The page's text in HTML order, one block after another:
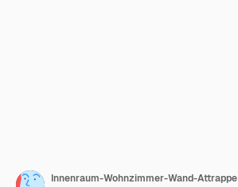
Innenraum-Wohnzimmer-Wand-Attrappe